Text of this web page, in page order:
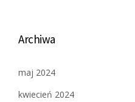
Archiwa
maj 2024
kwiecień 2024